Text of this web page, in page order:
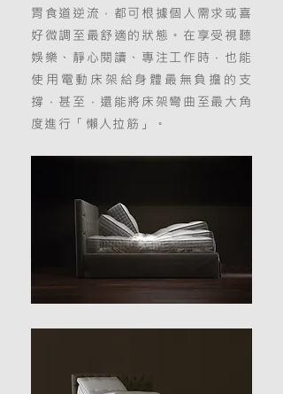
胃食道逆流，都可根據個人需求或喜
好微調至最舒適的狀態。在享受視聽
娛樂、靜心閱讀、專注工作時，也能
使用電動床架給身體最無負擔的支
撐，甚至，還能將床架彎曲至最大角
度進行「懶人拉筋」。